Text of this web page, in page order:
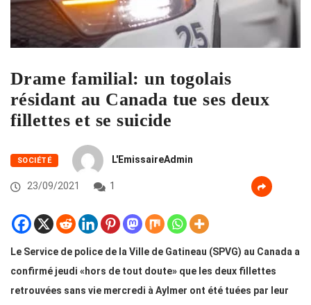
Drame familial: un togolais
résidant au Canada tue ses deux
fillettes et se suicide
SOCIÉTÉ L'EmissaireAdmin
23/09/2021 1
Le Service de police de la Ville de Gatineau (SPVG) au Canada a
confirmé jeudi «hors de tout doute» que les deux fillettes
retrouvées sans vie mercredi à Aylmer ont été tuées par leur